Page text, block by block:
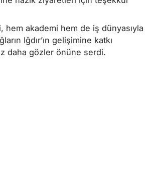
hem akademi hem de iş dünyasıyla
Iğdır’ın gelişimine katkı
daha gözler önüne serdi.